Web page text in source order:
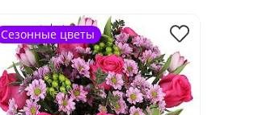
Сезонные цветы